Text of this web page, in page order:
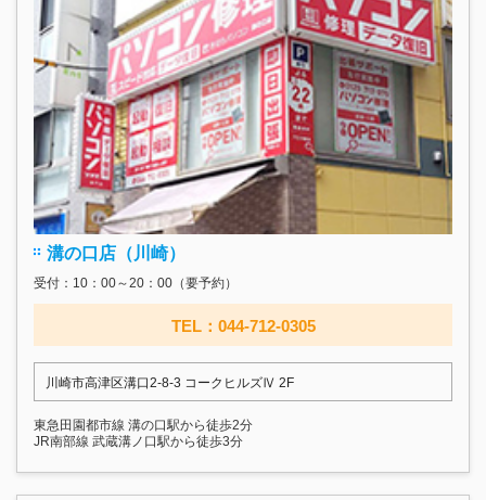
溝の口店（川崎）
受付：10：00～20：00（要予約）
TEL：044-712-0305
川崎市高津区溝口2-8-3 コークヒルズⅣ 2F
東急田園都市線 溝の口駅から徒歩2分
JR南部線 武蔵溝ノ口駅から徒歩3分